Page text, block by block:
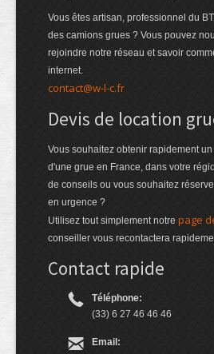
Vous êtes artisan, professionnel du
des camions grues ? Vous pouvez
rejoindre notre réseau et savoir
internet.
contact@w-l-c.fr
Devis de location
Vous souhaitez obtenir rapidement
d'une grue en France, dans votre
de conseils ou vous souhaitez
en urgence ?
Utilisez tout simplement notre page
conseiller vous recontactera
Contact rapide
Téléphone:
(33) 6 27 46 46 46
Email: